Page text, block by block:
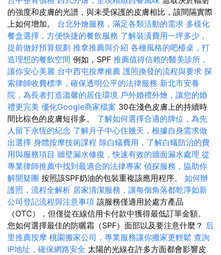
的強度和皮膚的光譜，與未受保護的皮膚相比，該間隔實際
上如何增加。 台北外燴服務，滿足各類活動的需求 多樣化
餐盒選擇，方便快捷的餐飲服務 了解裝潢費用一坪多少，
提前做好預算規劃 推拿推薦與介紹 各種風格的吧檯桌，打
造理想的餐飲空間 例如，SPF 推薦值得信賴的醫美診所，
讓你安心美麗 台中西屯按摩推薦 護照換發的流程與要求 探
索律師收費標準，確保透明公平的法律服務 新北市安養
院，為長者打造溫馨的居住環境 戶外婚禮外燴，讓您的婚
禮更完美 優化Google商家檔案 30在淺色皮膚上的持續時
間比棕色的皮膚短得多。 了解如何選擇合適的牌位，為先
人留下永恆的紀念 了解月子中心住幾天，根據自身需求做
出選擇 身體按摩技術課程 除白蟻費用，了解白蟻防治的費
用與服務項目 牆壁漏水修復，快速有效的牆面漏水處理 從
專業律師推薦中找到最適合的法律專家 偵探服務，協助你
解開疑團 按照該SPF奶油的包裝重複該應用程序。 如何辦
護照，流程全解析 居家清潔服務，讓每個角落都乾淨如新
公司登記流程與注意事項 該服務僅適用於處方產品
（OTC），但僅從在線信用卡付款中獲得最低訂單金額。
您如何選擇最佳的防曬霜（SPF）面部以及要注意什麼？ 后
里推薦按摩 桃園搬家公司，專業服務讓你搬家更輕鬆 查詢
IP地址，確保網路安全 太陽的光線在許多方面都會影響皮